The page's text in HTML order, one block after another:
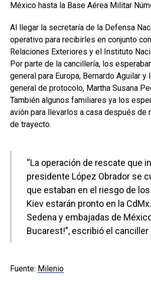
México hasta la Base Aérea Militar
Al llegar la secretaría de la Defensa
operativo para recibirles en conjunto
Relaciones Exteriores y el Instituto
Por parte de la cancillería, los
general para Europa, Bernardo Aguilar y
general de protocolo, Martha Susana
También algunos familiares ya los
avión para llevarlos a casa después de
de trayecto.
“La operación de rescate que
presidente López Obrador se
que estaban en el riesgo de
Kiev estarán pronto en la
Sedena y embajadas de
Bucarest!”, escribió el canciller
Fuente: Milenio